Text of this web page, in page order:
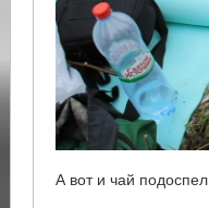
А вот и чай подоспел